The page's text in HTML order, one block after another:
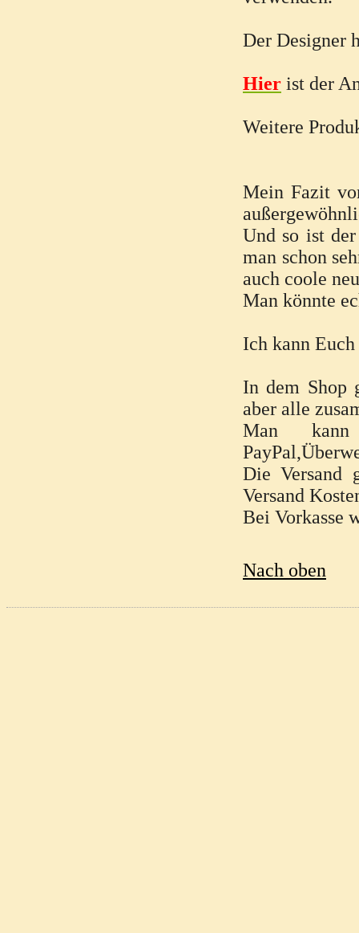
Der Designer
Hier ist der
Weitere
Mein Fazit
Und so ist
man schon
auch coole
Man könnte
Ich kann
In dem Shop
aber alle
Man
Die Versand
Versand
Bei Vorkasse
Nach oben